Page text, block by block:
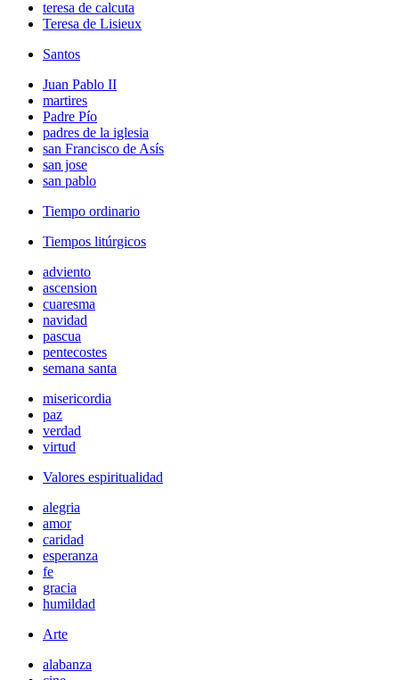
teresa de calcuta
Teresa de Lisieux
Santos
Juan Pablo II
martires
Padre Pío
padres de la iglesia
san Francisco de Asís
san jose
san pablo
Tiempo ordinario
Tiempos litúrgicos
adviento
ascension
cuaresma
navidad
pascua
pentecostes
semana santa
misericordia
paz
verdad
virtud
Valores espiritualidad
alegria
amor
caridad
esperanza
fe
gracia
humildad
Arte
alabanza